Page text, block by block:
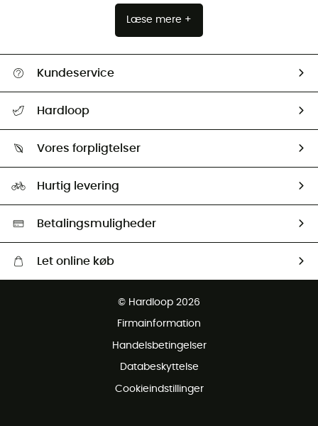
Læse mere +
Kundeservice
Returnering & Tilbagebetaling
Hardloop
Our ambassadors
Vores forpligtelser
Second hand
HardGreen Udvalg
Hurtig levering
Betalingsmuligheder
Let online køb
Gratis retur inden for 100 dage
© Hardloop 2026
Firmainformation
Handelsbetingelser
Databeskyttelse
Cookieindstillinger